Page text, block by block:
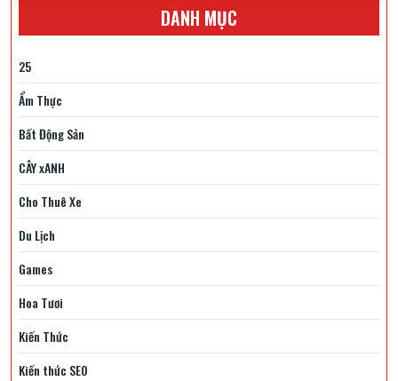
DANH MỤC
25
Ẩm Thực
Bất Động Sản
CÂY xANH
Cho Thuê Xe
Du Lịch
Games
Hoa Tươi
Kiến Thức
Kiến thức SEO